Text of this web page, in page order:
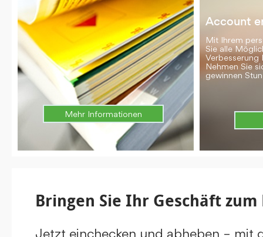
Mehr Informationen
Account
Mit Ihrem
Sie alle
Verbesserung
Nehmen Sie
gewinnen
Bringen Sie Ihr Geschäft zum
Jetzt einchecken und abheben – mit